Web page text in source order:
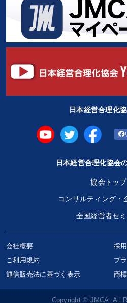
日本経営合理化
日本経営合理化協会
協会トップ
コンサルティング・
全国経営者セ
会社概要
採
ご利用規約
プ
通信販売法に基づく表示
商
Copyright © JMCA. All